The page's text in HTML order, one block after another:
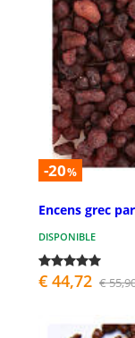
-20%
Encens grec
DISPONIBLE
€ 44,72 €